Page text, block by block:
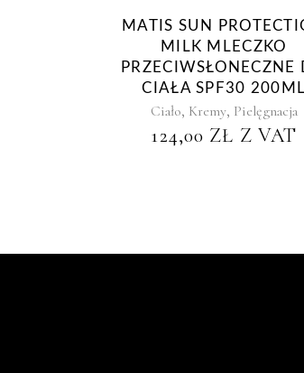
MATIS SUN
MILK MLECZKO
PRZECIWSŁONECZNE
CIAŁA SPF30 200ML
Ciało, Kremy, Pielęgnacja
124,00 ZŁ Z VAT